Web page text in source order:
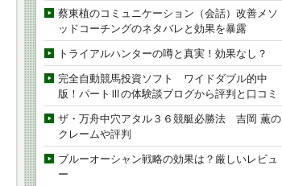
蔡東植のコミュニケーション（会話）改善メソ
ッドコーチングのネタバレと効果を暴露
トライアルハンターの噂と真実！効果なし？
完全自動競馬投資ソフト ワイドダブル的中
版！パートⅢの体験談ブログから評判と口コミ
ザ・万舟中穴アタル３６競艇必勝法 吉岡 薫の
クレームや評判
ブルーオーシャン戦略の効果は？厳しいレビュ
ー